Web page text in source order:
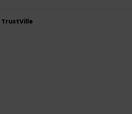
TrustVille